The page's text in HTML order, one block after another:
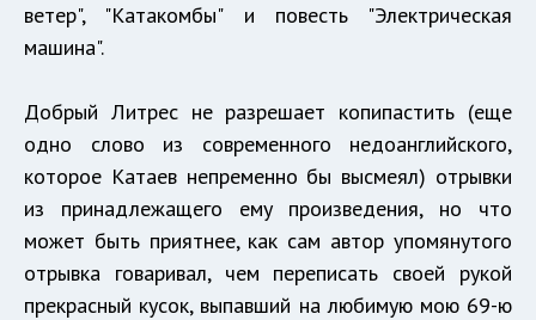
ветер", "Катакомбы" и повесть "Электрическая
машина".
Добрый Литрес не разрешает копипастить (еще
одно слово из современного недоанглийского,
которое Катаев непременно бы высмеял) отрывки
из принадлежащего ему произведения, но что
может быть приятнее, как сам автор упомянутого
отрывка говаривал, чем переписать своей рукой
прекрасный кусок, выпавший на любимую мою 69-ю